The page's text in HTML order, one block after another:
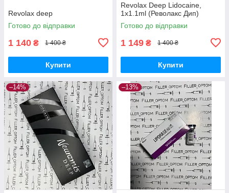
Revolax deep
Готово до відправки
1 140 ₴ 1 400 ₴
Купити
Revolax Deep Lidocaine,
1x1.1ml (Револакс Дип)
Готово до відправки
1 149 ₴ 1 400 ₴
Купити
–14% –13%